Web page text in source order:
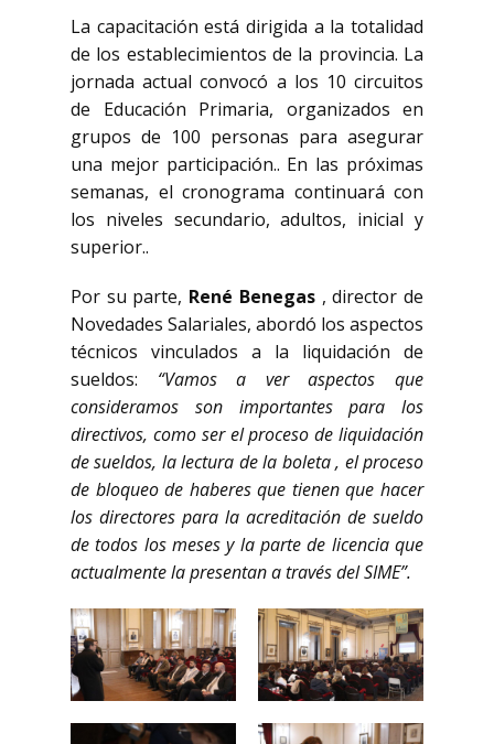
La capacitación está dirigida a la totalidad
de los establecimientos de la provincia. La
jornada actual convocó a los 10 circuitos
de Educación Primaria, organizados en
grupos de 100 personas para asegurar
una mejor participación.. En las próximas
semanas, el cronograma continuará con
los niveles secundario, adultos, inicial y
superior..
Por su parte, René Benegas , director de
Novedades Salariales, abordó los aspectos
técnicos vinculados a la liquidación de
sueldos: “Vamos a ver aspectos que
consideramos son importantes para los
directivos, como ser el proceso de liquidación
de sueldos, la lectura de la boleta , el proceso
de bloqueo de haberes que tienen que hacer
los directores para la acreditación de sueldo
de todos los meses y la parte de licencia que
actualmente la presentan a través del SIME”.